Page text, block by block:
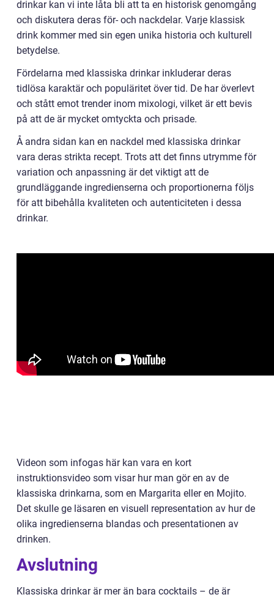
drinkar kan vi inte låta bli att ta en historisk genomgång
och diskutera deras för- och nackdelar. Varje klassisk
drink kommer med sin egen unika historia och kulturell
betydelse.
Fördelarna med klassiska drinkar inkluderar deras
tidlösa karaktär och populäritet över tid. De har överlevt
och stått emot trender inom mixologi, vilket är ett bevis
på att de är mycket omtyckta och prisade.
Å andra sidan kan en nackdel med klassiska drinkar
vara deras strikta recept. Trots att det finns utrymme för
variation och anpassning är det viktigt att de
grundläggande ingredienserna och proportionerna följs
för att bibehålla kvaliteten och autenticiteten i dessa
drinkar.
Videon som infogas här kan vara en kort
instruktionsvideo som visar hur man gör en av de
klassiska drinkarna, som en Margarita eller en Mojito.
Det skulle ge läsaren en visuell representation av hur de
olika ingredienserna blandas och presentationen av
drinken.
Avslutning
Klassiska drinkar är mer än bara cocktails – de är